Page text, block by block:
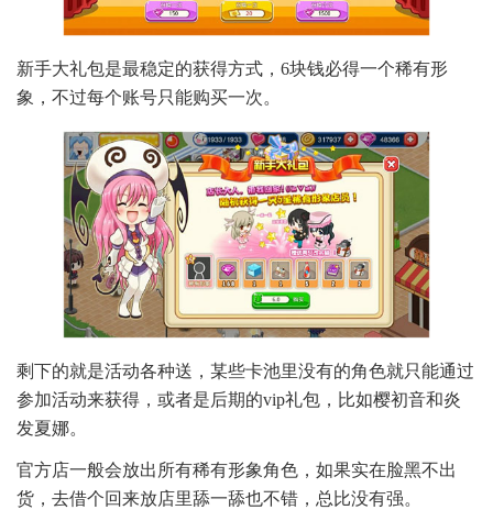
新手大礼包是最稳定的获得方式，6块钱必得一个稀有形
象，不过每个账号只能购买一次。
剩下的就是活动各种送，某些卡池里没有的角色就只能通过
参加活动来获得，或者是后期的vip礼包，比如樱初音和炎
发夏娜。
官方店一般会放出所有稀有形象角色，如果实在脸黑不出
货，去借个回来放店里舔一舔也不错，总比没有强。